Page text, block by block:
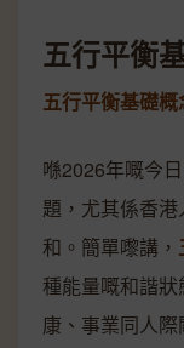
五行平衡
五行平衡基礎概
喺2026年嘅今
題，尤其係香
和。簡單嚟講，
種能量嘅和諧
康、事業同人